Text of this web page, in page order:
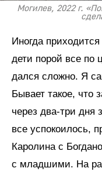
Могилев, 2022 г.
Иногда
дети порой все по
дался сложно. Я
Бывает такое, что
через два-три дня
все успокоилось,
Каролина с
с младшими. На